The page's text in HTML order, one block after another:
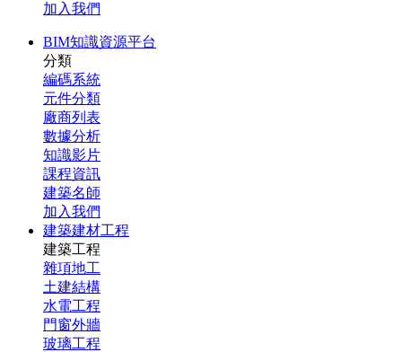
加入我們
BIM知識資源平台
分類
編碼系統
元件分類
廠商列表
數據分析
知識影片
課程資訊
建築名師
加入我們
建築建材工程
建築工程
雜項地工
土建結構
水電工程
門窗外牆
玻璃工程